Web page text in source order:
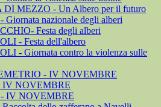
DI MEZZO - Un Albero per il futuro
Giornata nazionale degli alberi
Festa degli alberi
- Festa dell'albero
- Giornata contro la violenza sulle
- IV NOVEMBRE
IV NOVEMBRE
- IV NOVEMBRE